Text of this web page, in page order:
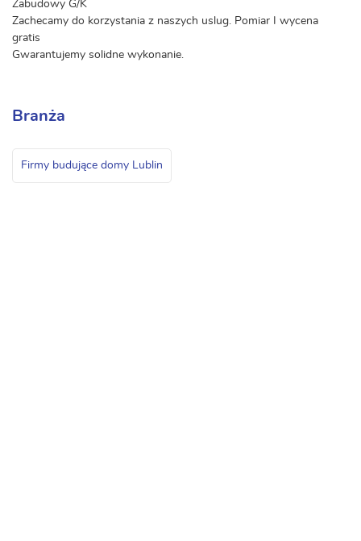
Zabudowy G/K
Zachecamy do korzystania z naszych uslug. Pomiar I wycena
gratis
Gwarantujemy solidne wykonanie.
Branża
Firmy budujące domy Lublin